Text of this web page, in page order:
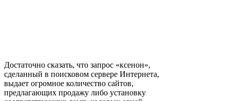
Достаточно сказать, что запрос «ксенон»,
сделанный в поисковом сервере Интернета,
выдает огромное количество сайтов,
предлагающих продажу либо установку